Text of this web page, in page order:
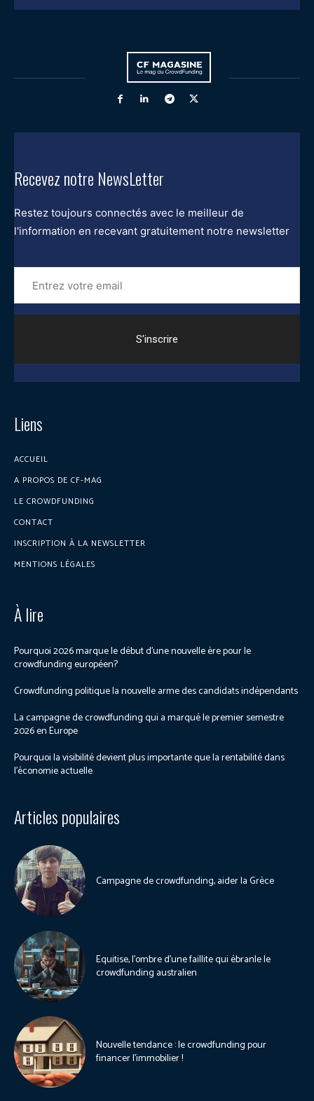
Recevez notre NewsLetter
Restez toujours connectés avec le meilleur de
l'information en recevant gratuitement notre newsletter
Entrez
votre
email
Liens
ACCUEIL
A PROPOS DE CF-MAG
LE CROWDFUNDING
CONTACT
INSCRIPTION À LA NEWSLETTER
MENTIONS LÉGALES
À lire
Pourquoi 2026 marque le début d’une nouvelle ère pour le
crowdfunding européen?
Crowdfunding politique la nouvelle arme des candidats indépendants
La campagne de crowdfunding qui a marqué le premier semestre
2026 en Europe
Pourquoi la visibilité devient plus importante que la rentabilité dans
l’économie actuelle
Articles populaires
Campagne de crowdfunding, aider la Grèce
Equitise, l’ombre d’une faillite qui ébranle le
crowdfunding australien
Nouvelle tendance : le crowdfunding pour
financer l’immobilier !